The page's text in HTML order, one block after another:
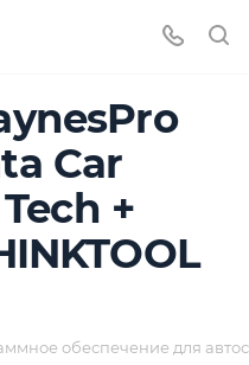
Car
+
обеспечение для